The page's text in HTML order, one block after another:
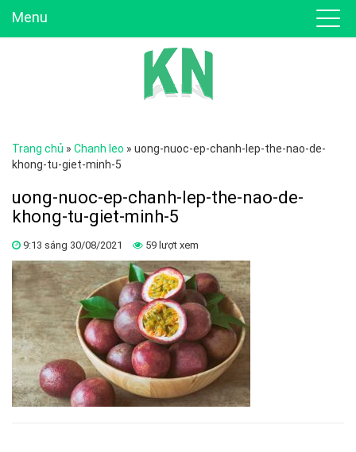
Menu
Trang chủ » Chanh leo » uong-nuoc-ep-chanh-lep-the-nao-de-
khong-tu-giet-minh-5
uong-nuoc-ep-chanh-lep-the-nao-de-
khong-tu-giet-minh-5
9:13 sáng 30/08/2021 59 lượt xem